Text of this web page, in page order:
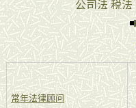
常年法律顾问